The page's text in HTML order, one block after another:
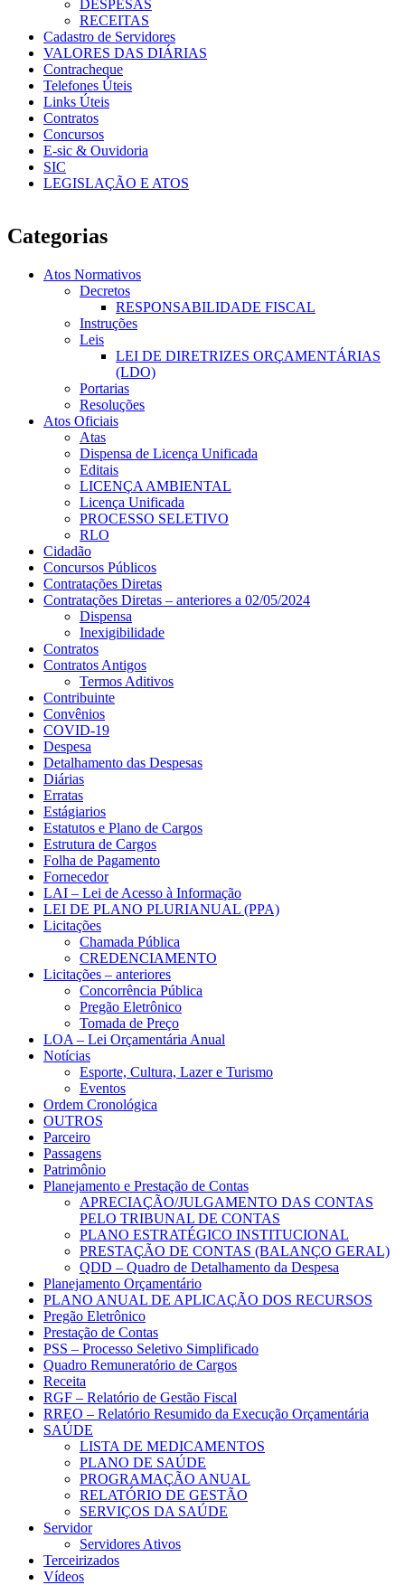
DESPESAS
RECEITAS
Cadastro de Servidores
VALORES DAS DIÁRIAS
Contracheque
Telefones Úteis
Links Úteis
Contratos
Concursos
E-sic & Ouvidoria
SIC
LEGISLAÇÃO E ATOS
Categorias
Atos Normativos
Decretos
RESPONSABILIDADE FISCAL
Instruções
Leis
LEI DE DIRETRIZES ORÇAMENTÁRIAS
(LDO)
Portarias
Resoluções
Atos Oficiais
Atas
Dispensa de Licença Unificada
Editais
LICENÇA AMBIENTAL
Licença Unificada
PROCESSO SELETIVO
RLO
Cidadão
Concursos Públicos
Contratações Diretas
Contratações Diretas – anteriores a 02/05/2024
Dispensa
Inexigibilidade
Contratos
Contratos Antigos
Termos Aditivos
Contribuinte
Convênios
COVID-19
Despesa
Detalhamento das Despesas
Diárias
Erratas
Estágiarios
Estatutos e Plano de Cargos
Estrutura de Cargos
Folha de Pagamento
Fornecedor
LAI – Lei de Acesso à Informação
LEI DE PLANO PLURIANUAL (PPA)
Licitações
Chamada Pública
CREDENCIAMENTO
Licitações – anteriores
Concorrência Pública
Pregão Eletrônico
Tomada de Preço
LOA – Lei Orçamentária Anual
Notícias
Esporte, Cultura, Lazer e Turismo
Eventos
Ordem Cronológica
OUTROS
Parceiro
Passagens
Patrimônio
Planejamento e Prestação de Contas
APRECIAÇÃO/JULGAMENTO DAS CONTAS
PELO TRIBUNAL DE CONTAS
PLANO ESTRATÉGICO INSTITUCIONAL
PRESTAÇÃO DE CONTAS (BALANÇO GERAL)
QDD – Quadro de Detalhamento da Despesa
Planejamento Orçamentário
PLANO ANUAL DE APLICAÇÃO DOS RECURSOS
Pregão Eletrônico
Prestação de Contas
PSS – Processo Seletivo Simplificado
Quadro Remuneratório de Cargos
Receita
RGF – Relatório de Gestão Fiscal
RREO – Relatório Resumido da Execução Orçamentária
SAÚDE
LISTA DE MEDICAMENTOS
PLANO DE SAÚDE
PROGRAMAÇÃO ANUAL
RELATÓRIO DE GESTÃO
SERVIÇOS DA SAÚDE
Servidor
Servidores Ativos
Terceirizados
Vídeos